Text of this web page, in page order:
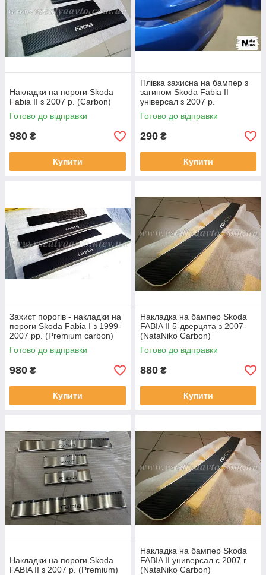
Накладки на пороги Skoda
Fabia II з 2007 р. (Carbon)
Готово до відправки
980 ₴
Купити
Плівка захисна на бампер з
загином Skoda Fabia II
універсал з 2007 р.
(NataNiko)
Готово до відправки
290 ₴
Купити
Захист порогів - накладки на
пороги Skoda Fabia I з 1999-
2007 рр. (Premium carbon)
Готово до відправки
980 ₴
Купити
Накладка на бампер Skoda
FABIA II 5-дверцята з 2007-
(NataNiko Carbon)
Готово до відправки
880 ₴
Купити
Накладки на пороги Skoda
FABIA II з 2007 р. (Premium)
Накладка на бампер Skoda
FABIA II универсал с 2007 г.
(NataNiko Carbon)